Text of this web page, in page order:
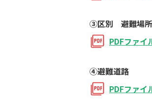
③区別 避難場所
PDFファイ
④避難道路
PDFファイ